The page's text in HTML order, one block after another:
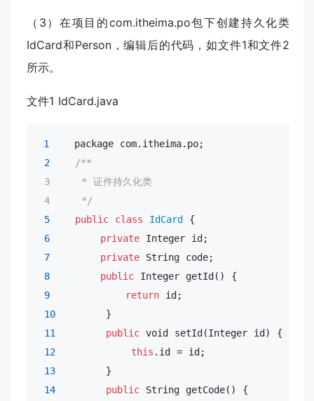
（3）在项目的com.itheima.po包下创建持久化类
IdCard和Person，编辑后的代码，如文件1和文件2
所示。
文件1 IdCard.java
1
    package com.itheima.po;
2
/**
3     * 证件持久化类
4     */
5
public class IdCard
{
6
private Integer id;
7
private String code;
8
public Integer getId() {
9
return id;
10
        }
11
public void
setId(Integer id) {
12
this .id = id;
13
        }
14
public String getCode() {